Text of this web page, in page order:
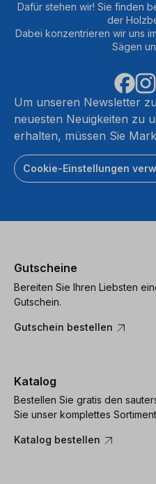
Dafür stehen wir! Sie finden
der
Dabei konzentrieren wir uns
Sägen
Um unseren Newsletter
neuesten Neuigkeiten zu
erhalten, müssen Sie
Cookie-Einstellungen
Gutscheine
Bereiten Sie Ihren Liebsten
Gutschein.
Gutschein bestellen
Katalog
Bestellen Sie gratis den
Sie unser komplettes
Katalog bestellen